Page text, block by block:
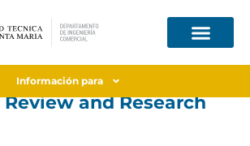
Información paraAcceptance: A
and Research